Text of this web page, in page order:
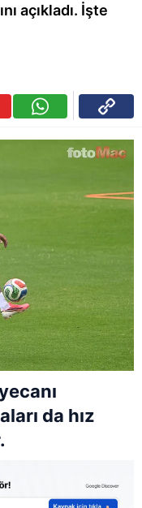
açıkladı. İşte
da hız